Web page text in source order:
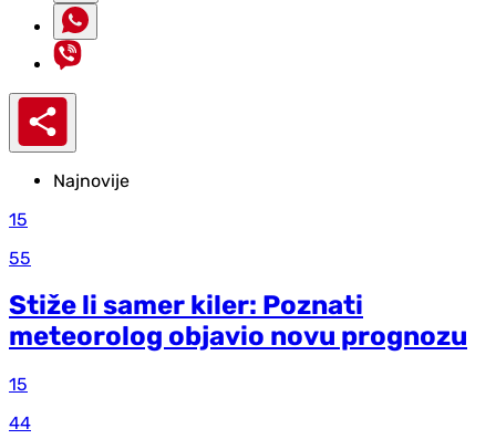
Najnovije
15
55
Stiže li samer kiler: Poznati
meteorolog objavio novu prognozu
15
44